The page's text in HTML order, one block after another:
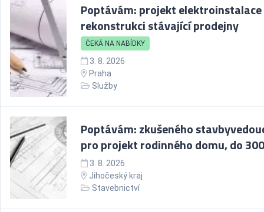
Poptávám: projekt
rekonstrukci stávající prodejny
ČEKÁ NA NABÍDKY
3. 8. 2026
Praha
Služby
Poptávám: zkušeného
pro projekt rodinného domu, do
3. 8. 2026
Jihočeský kraj
Stavebnictví